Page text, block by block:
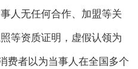
人无任何合作、加盟等关
等资质证明，虚假认领为
费者以为当事人在全国多个